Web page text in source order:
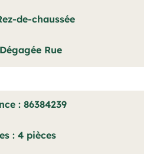
de-chaussée
Dégagée Rue
86384239
4 pièces